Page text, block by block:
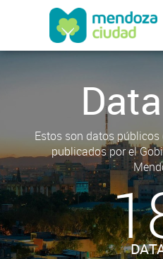
Estos son datos
publicados por el